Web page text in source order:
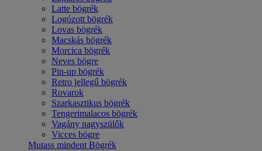
Latte bögrék
Logózott bögrék
Lovas bögrék
Macskás bögrék
Morcica bögrék
Neves bögre
Pin-up bögrék
Retro jellegű bögrék
Rovarok
Szarkasztikus bögrék
Tengerimalacos bögrék
Vagány nagyszülők
Vicces bögre
Mutass mindent Bögrék